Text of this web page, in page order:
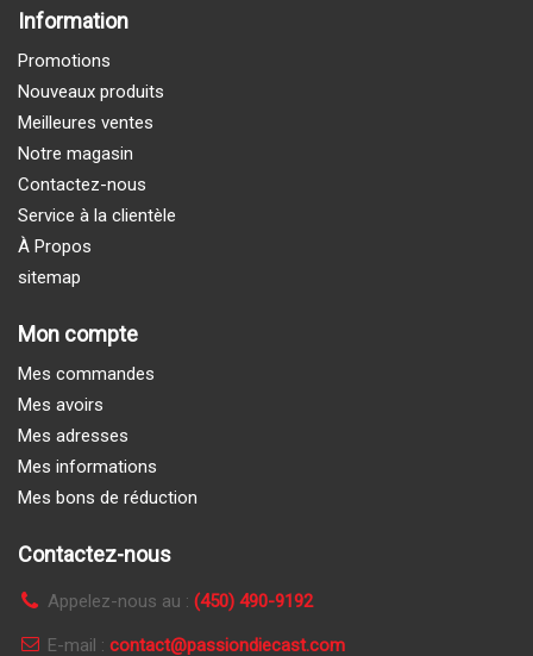
Information
Promotions
Nouveaux produits
Meilleures ventes
Notre magasin
Contactez-nous
Service à la clientèle
À Propos
sitemap
Mon compte
Mes commandes
Mes avoirs
Mes adresses
Mes informations
Mes bons de réduction
Contactez-nous
Appelez-nous au : (450) 490-9192
E-mail : contact@passiondiecast.com